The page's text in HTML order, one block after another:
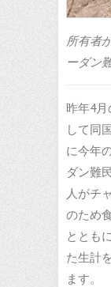
所有者
ーダン
昨年4
して同
に今年
ダン難
人がチ
のため
ととも
た生計
ます。